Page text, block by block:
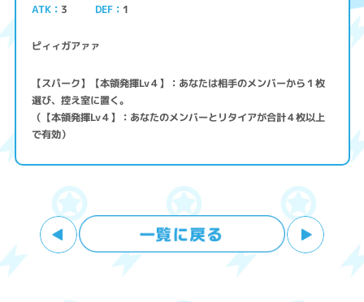
ATK 3 DEF 1
ピィィガアァァ
【スパーク】【本領発揮Lv４】：あなたは相手のメンバーから１枚
選び、控え室に置く。
（【本領発揮Lv４】：あなたのメンバーとリタイアが合計４枚以上
で有効）